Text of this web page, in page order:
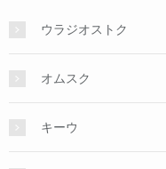
ウラジオストク
オムスク
キーウ